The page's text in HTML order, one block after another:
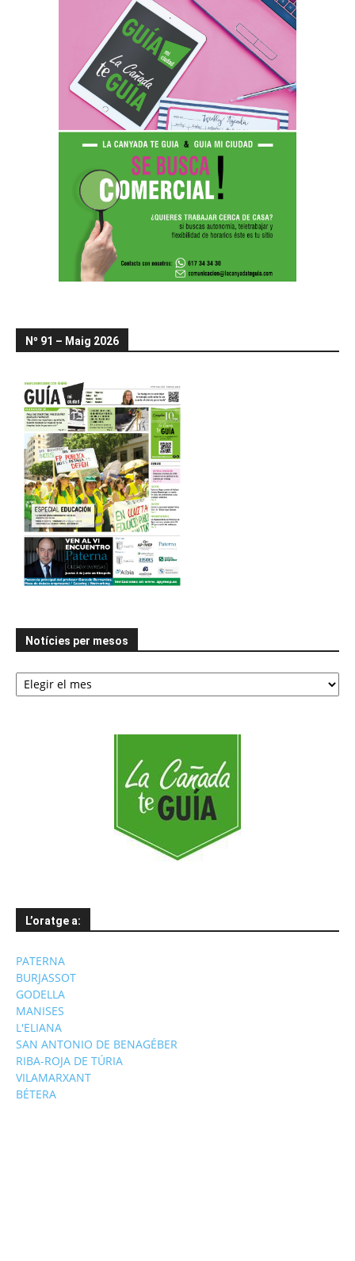
Nº 91 – Maig 2026
Notícies per mesos
Notícies
per
L’oratge a:
PATERNA
BURJASSOT
GODELLA
MANISES
L'ELIANA
SAN ANTONIO DE BENAGÉBER
RIBA-ROJA DE TÚRIA
VILAMARXANT
BÉTERA